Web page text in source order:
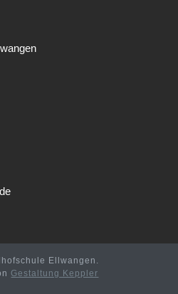
Ellwangen.
Gestaltung Keppler